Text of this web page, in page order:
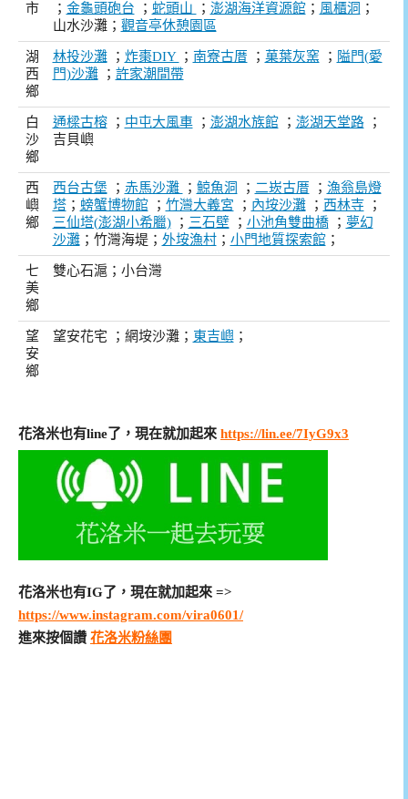
市
； 金龜頭砲台 ； 蛇頭山 ； 澎湖海洋資源館； 風櫃洞 ；
山水沙灘； 觀音亭休憩園區
湖
西
鄉
林投沙灘； 炸棗DIY ； 南寮古厝 ； 菓葉灰窯 ； 隘門(愛
門)沙灘； 許家潮間帶
白
沙
鄉
通樑古榕； 中屯大風車； 澎湖水族館； 澎湖天堂路；
吉貝嶼
西
嶼
鄉
西台古堡 ； 赤馬沙灘 ； 鯨魚洞 ； 二崁古厝 ； 漁翁島燈
塔； 螃蟹博物館； 竹灣大義宮 ； 內垵沙灘； 西林寺；
三仙塔(澎湖小希臘)； 三石壁； 小池角雙曲橋； 夢幻
沙灘；竹灣海堤； 外垵漁村； 小門地質探索館；
七
美
鄉
雙心石滬；小台灣
望
安
鄉
望安花宅 ；網垵沙灘； 東吉嶼；
花洛米也有line了，現在就加起來 https://lin.ee/7IyG9x3
花洛米也有IG了，現在就加起來 =>
https://www.instagram.com/vira0601/
進來按個讚 花洛米粉絲團